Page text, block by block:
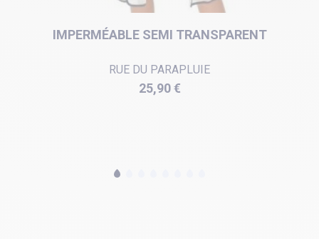
IMPERMÉABLE SEMI TRANSPARENT
RUE DU PARAPLUIE
Prix
25,90 €